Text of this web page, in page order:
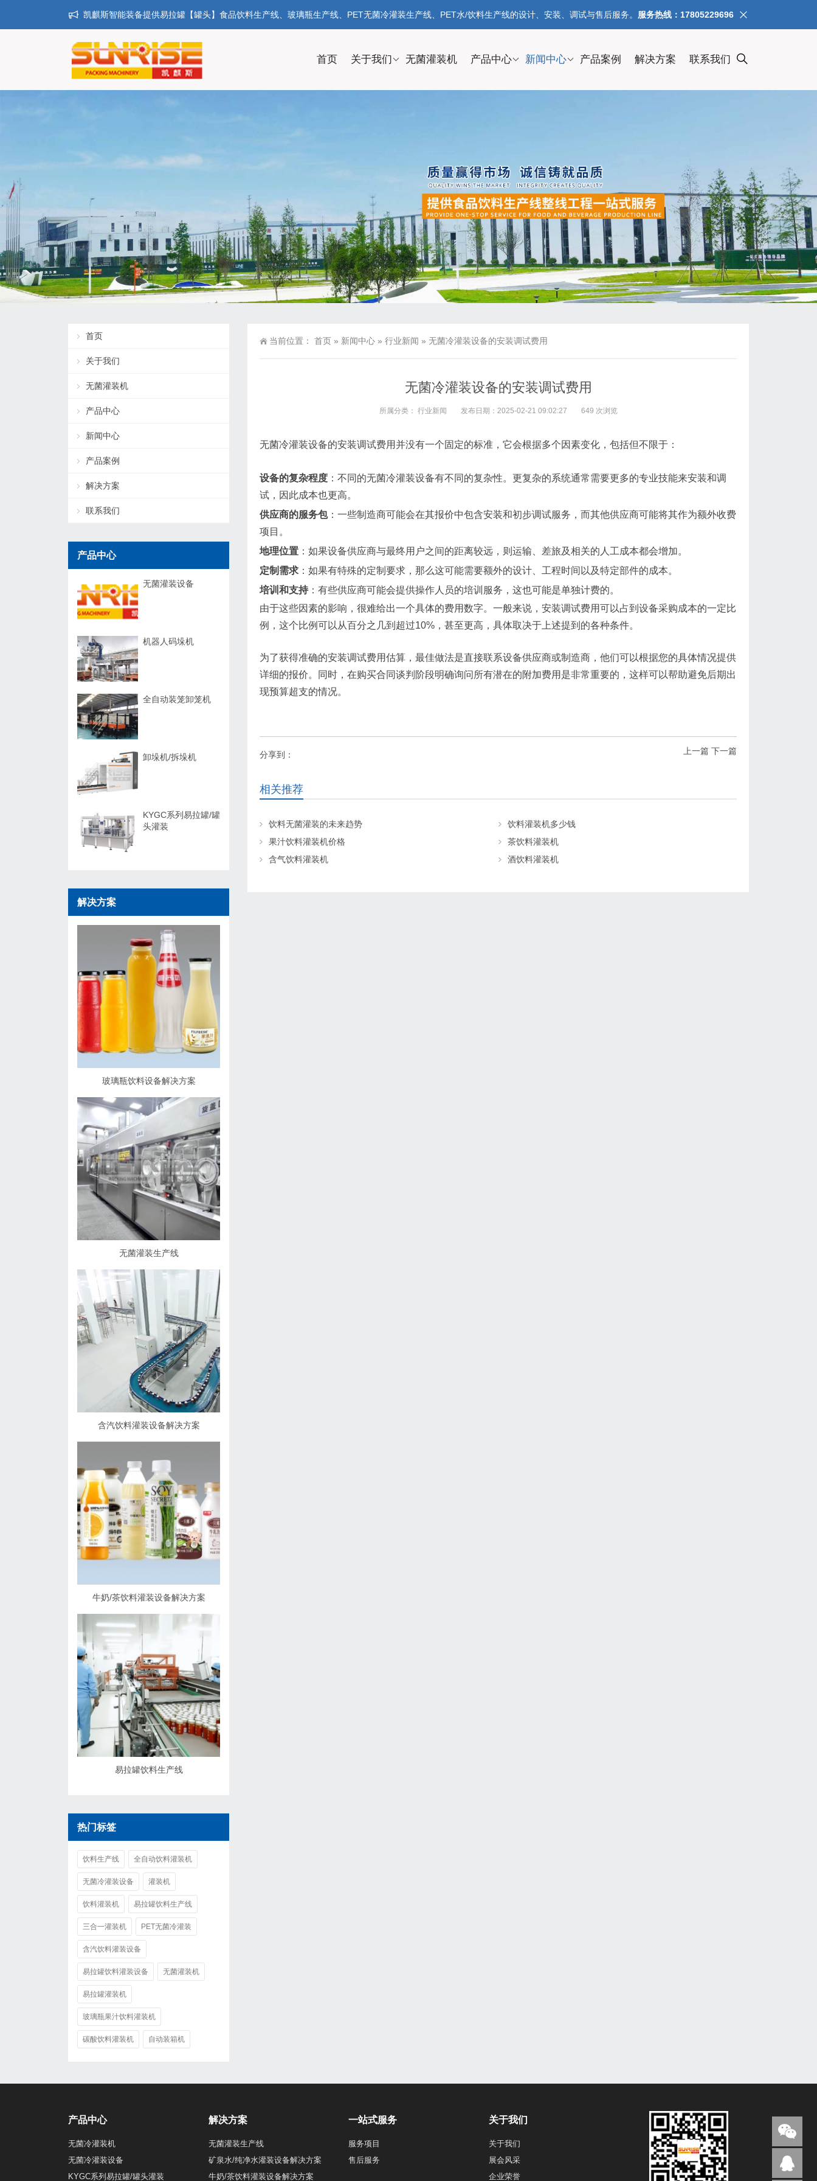
凯麒斯智能装备提供易拉罐【罐头】食品饮料生产线、玻璃瓶生产线、PET无菌冷灌装生产线、PET水/饮料生产线的设计、安装、调试与售后服务。 服务热线：17805229696
首页 关于我们 无菌灌装机 产品中心 新闻中心 产品案例 解决方案 联系我们
当前位置： 首页 » 新闻中心 » 行业新闻 » 无菌冷灌装设备的安装调试费用
无菌冷灌装设备的安装调试费用
所属分类： 行业新闻 发布日期：2025-02-21 09:02:27 649 次浏览
无菌冷灌装设备的安装调试费用并没有一个固定的标准，它会根据多个因素变化，包括但不限于：
设备的复杂程度 ：不同的无菌冷灌装设备有不同的复杂性。更复杂的系统通常需要更多的专业技能来安装和调
试，因此成本也更高。
供应商的服务包：一些制造商可能会在其报价中包含安装和初步调试服务，而其他供应商可能将其作为额外收费
项目。
地理位置 ：如果设备供应商与最终用户之间的距离较远，则运输、差旅及相关的人工成本都会增加。
定制需求 ：如果有特殊的定制要求，那么这可能需要额外的设计、工程时间以及特定部件的成本。
培训和支持 ：有些供应商可能会提供操作人员的培训服务，这也可能是单独计费的。
由于这些因素的影响，很难给出一个具体的费用数字。一般来说，安装调试费用可以占到设备采购成本的一定比
例，这个比例可以从百分之几到超过10%，甚至更高，具体取决于上述提到的各种条件。
为了获得准确的安装调试费用估算，最佳做法是直接联系设备供应商或制造商，他们可以根据您的具体情况提供
详细的报价。同时，在购买合同谈判阶段明确询问所有潜在的附加费用是非常重要的，这样可以帮助避免后期出
现预算超支的情况。
上一篇 下一篇
分享到：
相关推荐
饮料无菌灌装的未来趋势
饮料灌装机多少钱
果汁饮料灌装机价格
茶饮料灌装机
含气饮料灌装机
酒饮料灌装机
首页
关于我们
无菌灌装机
产品中心
新闻中心
产品案例
解决方案
联系我们
产品中心
无菌灌装设备
机器人码垛机
全自动装笼卸笼机
卸垛机/拆垛机
KYGC系列易拉罐/罐
头灌装
解决方案
玻璃瓶饮料设备解决方案
无菌灌装生产线
含汽饮料灌装设备解决方案
牛奶/茶饮料灌装设备解决方案
易拉罐饮料生产线
热门标签
饮料生产线 全自动饮料灌装机
无菌冷灌装设备 灌装机
饮料灌装机 易拉罐饮料生产线
三合一灌装机 PET无菌冷灌装
含汽饮料灌装设备
易拉罐饮料灌装设备 无菌灌装机
易拉罐灌装机
玻璃瓶果汁饮料灌装机
碳酸饮料灌装机 自动装箱机
产品中心
无菌冷灌装机
无菌冷灌装设备
KYGC系列易拉罐/罐头灌装
解决方案
无菌灌装生产线
矿泉水/纯净水灌装设备解决方案
牛奶/茶饮料灌装设备解决方案
一站式服务
服务项目
售后服务
关于我们
关于我们
展会风采
企业荣誉